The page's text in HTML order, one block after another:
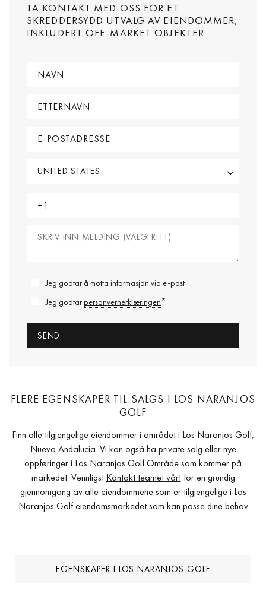
TA KONTAKT MED OSS FOR ET
SKREDDERSYDD UTVALG AV EIENDOMMER,
INKLUDERT OFF-MARKET OBJEKTER
Jeg godtar å motta informasjon via e-post
Jeg godtarpersonvernerklæringen*
FLERE EGENSKAPER TIL SALGS I LOS NARANJOS
GOLF
Finn alle tilgjengelige eiendommer i området i Los Naranjos Golf,
Nueva Andalucia. Vi kan også ha private salg eller nye
oppføringer i Los Naranjos Golf Område som kommer på
markedet. Vennligst Kontakt teamet vårtfor en grundig
gjennomgang av alle eiendommene som er tilgjengelige i Los
Naranjos Golf eiendomsmarkedet som kan passe dine behov
EGENSKAPER I LOS NARANJOS GOLF